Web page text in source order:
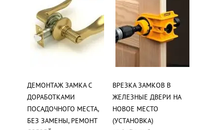
ДЕМОНТАЖ ЗАМКА С
ДОРАБОТКАМИ
ПОСАДОЧНОГО МЕСТА,
БЕЗ ЗАМЕНЫ, РЕМОНТ
ВРЕЗКА ЗАМКОВ В
ЖЕЛЕЗНЫЕ ДВЕРИ НА
НОВОЕ МЕСТО
(УСТАНОВКА)